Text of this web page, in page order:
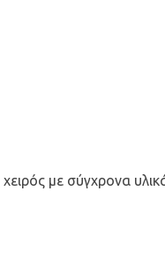
με σύγχρονα